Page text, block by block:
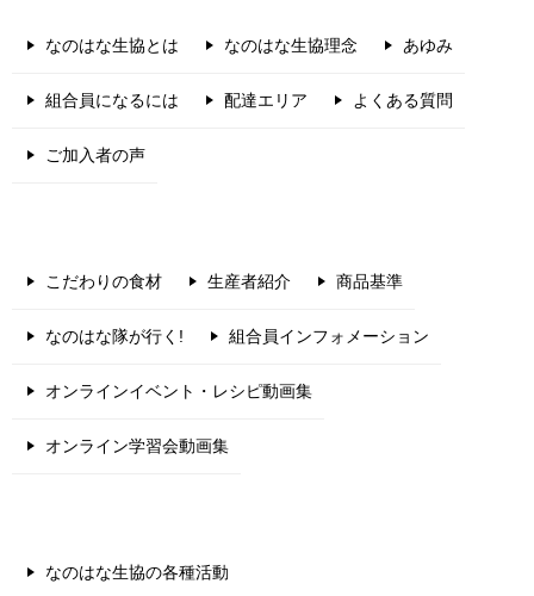
なのはな生協とは なのはな生協理念 あゆみ
組合員になるには 配達エリア よくある質問
ご加入者の声
こだわりの食材 生産者紹介 商品基準
なのはな隊が行く! 組合員インフォメーション
オンラインイベント・レシピ動画集
オンライン学習会動画集
なのはな生協の各種活動